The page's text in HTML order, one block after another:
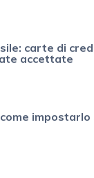
carte di
accettate
impostarlo